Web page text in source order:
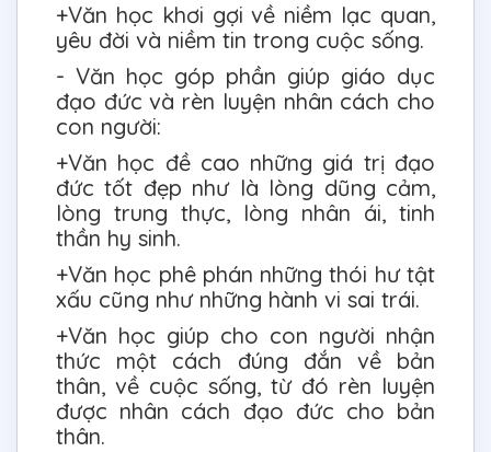
+Văn học khơi gợi về niềm lạc quan,
yêu đời và niềm tin trong cuộc sống.
- Văn học góp phần giúp giáo dục
đạo đức và rèn luyện nhân cách cho
con người:
+Văn học đề cao những giá trị đạo
đức tốt đẹp như là lòng dũng cảm,
lòng trung thực, lòng nhân ái, tinh
thần hy sinh.
+Văn học phê phán những thói hư tật
xấu cũng như những hành vi sai trái.
+Văn học giúp cho con người nhận
thức một cách đúng đắn về bản
thân, về cuộc sống, từ đó rèn luyện
được nhân cách đạo đức cho bản
thân.